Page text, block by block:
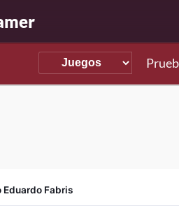
Eduardo Fabris